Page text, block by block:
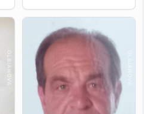
Renzo Murrai
5 agosto 2026